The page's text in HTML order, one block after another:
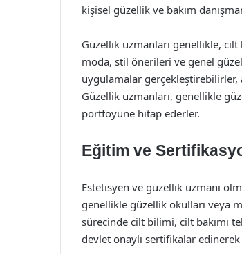
kişisel güzellik ve bakım
Güzellik uzmanları genellikle, cilt
moda, stil önerileri ve genel
uygulamalar gerçekleştirebilirler,
Güzellik uzmanları, genellikle
portföyüne hitap ederler.
Eğitim ve
Estetisyen ve güzellik uzmanı
genellikle güzellik okulları veya
sürecinde cilt bilimi, cilt bakımı
devlet onaylı sertifikalar